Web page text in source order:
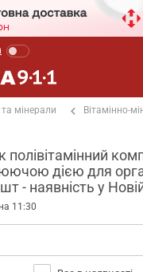
та мінерали Вітамінно-
полівітамінний
дією для
- наявність у
11:30